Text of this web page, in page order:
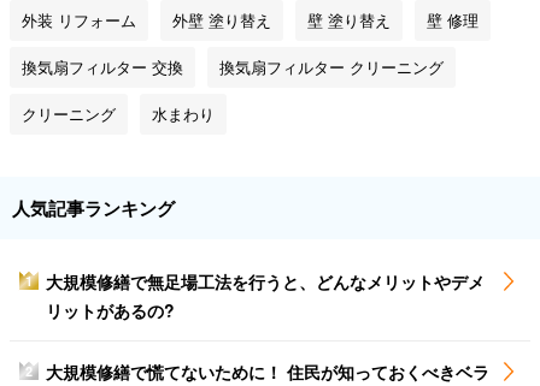
外装 リフォーム 外壁 塗り替え 壁 塗り替え 壁 修理
換気扇フィルター 交換 換気扇フィルター クリーニング
クリーニング 水まわり
人気記事ランキング
1
大規模修繕で無足場工法を行うと、どんなメリットやデメ
リットがあるの?
2
大規模修繕で慌てないために！ 住民が知っておくべきベラ